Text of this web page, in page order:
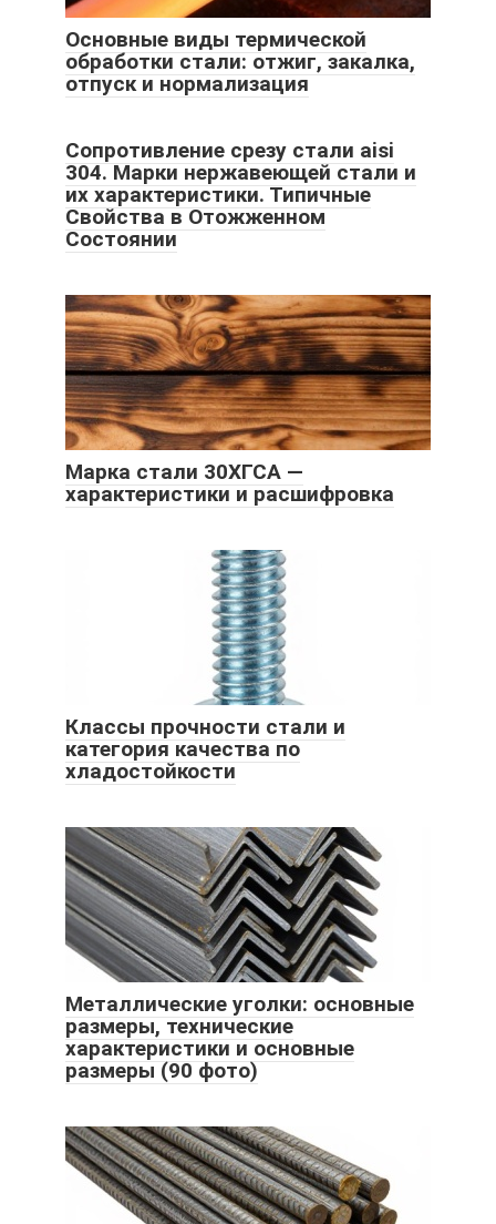
Основные виды термической
обработки стали: отжиг, закалка,
отпуск и нормализация
Сопротивление срезу стали aisi
304. Марки нержавеющей стали и
их характеристики. Типичные
Свойства в Отожженном
Состоянии
Марка стали 30ХГСА —
характеристики и расшифровка
Классы прочности стали и
категория качества по
хладостойкости
Металлические уголки: основные
размеры, технические
характеристики и основные
размеры (90 фото)